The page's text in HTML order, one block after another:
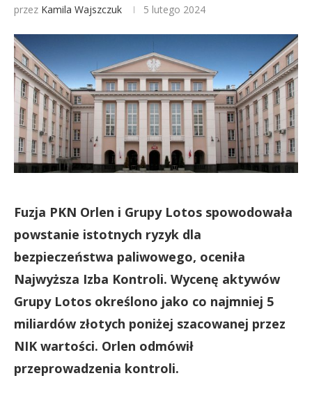
przez Kamila Wajszczuk 5 lutego 2024
Fuzja PKN Orlen i Grupy Lotos spowodowała
powstanie istotnych ryzyk dla
bezpieczeństwa paliwowego, oceniła
Najwyższa Izba Kontroli. Wycenę aktywów
Grupy Lotos określono jako co najmniej 5
miliardów złotych poniżej szacowanej przez
NIK wartości. Orlen odmówił
przeprowadzenia kontroli.